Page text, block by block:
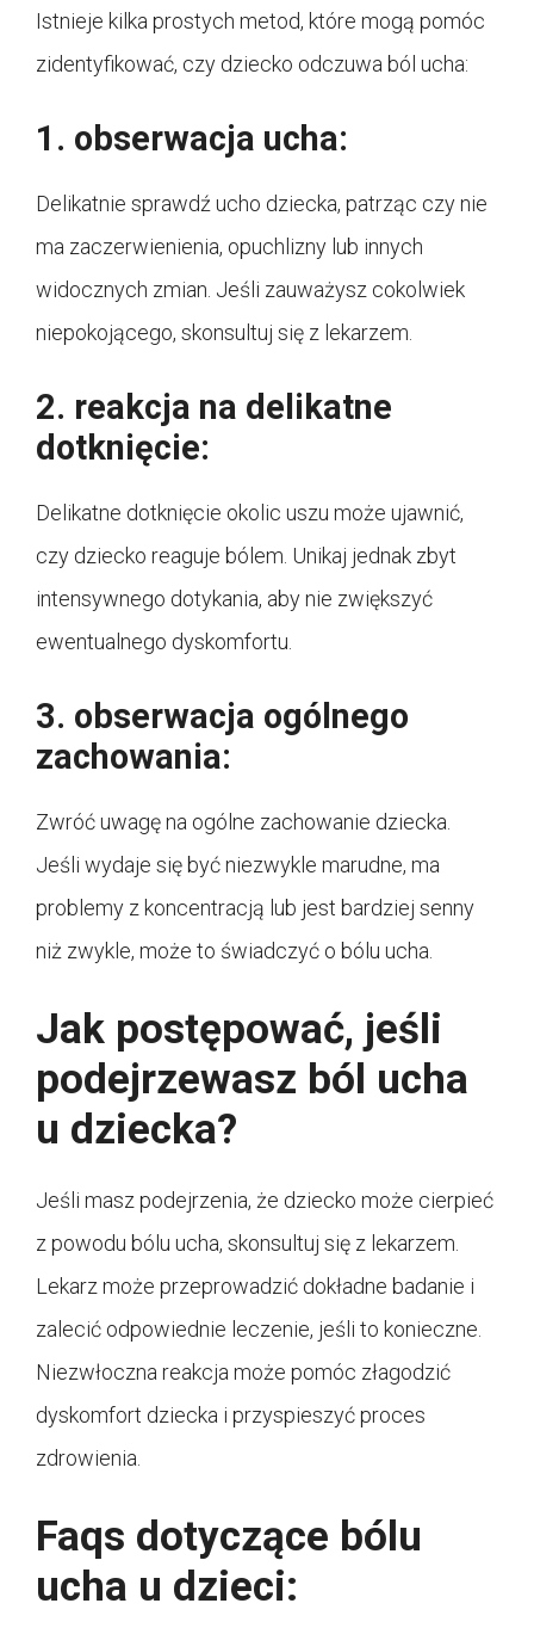
Istnieje kilka prostych metod, które mogą pomóc
zidentyfikować, czy dziecko odczuwa ból ucha:
1. obserwacja ucha:
Delikatnie sprawdź ucho dziecka, patrząc czy nie
ma zaczerwienienia, opuchlizny lub innych
widocznych zmian. Jeśli zauważysz cokolwiek
niepokojącego, skonsultuj się z lekarzem.
2. reakcja na delikatne
dotknięcie:
Delikatne dotknięcie okolic uszu może ujawnić,
czy dziecko reaguje bólem. Unikaj jednak zbyt
intensywnego dotykania, aby nie zwiększyć
ewentualnego dyskomfortu.
3. obserwacja ogólnego
zachowania:
Zwróć uwagę na ogólne zachowanie dziecka.
Jeśli wydaje się być niezwykle marudne, ma
problemy z koncentracją lub jest bardziej senny
niż zwykle, może to świadczyć o bólu ucha.
Jak postępować, jeśli
podejrzewasz ból ucha
u dziecka?
Jeśli masz podejrzenia, że dziecko może cierpieć
z powodu bólu ucha, skonsultuj się z lekarzem.
Lekarz może przeprowadzić dokładne badanie i
zalecić odpowiednie leczenie, jeśli to konieczne.
Niezwłoczna reakcja może pomóc złagodzić
dyskomfort dziecka i przyspieszyć proces
zdrowienia.
Faqs dotyczące bólu
ucha u dzieci: